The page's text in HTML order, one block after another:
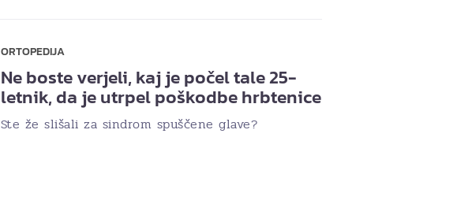
ORTOPEDIJA
Ne boste verjeli, kaj je počel tale 25-
letnik, da je utrpel poškodbe hrbtenice
Ste že slišali za sindrom spuščene glave?